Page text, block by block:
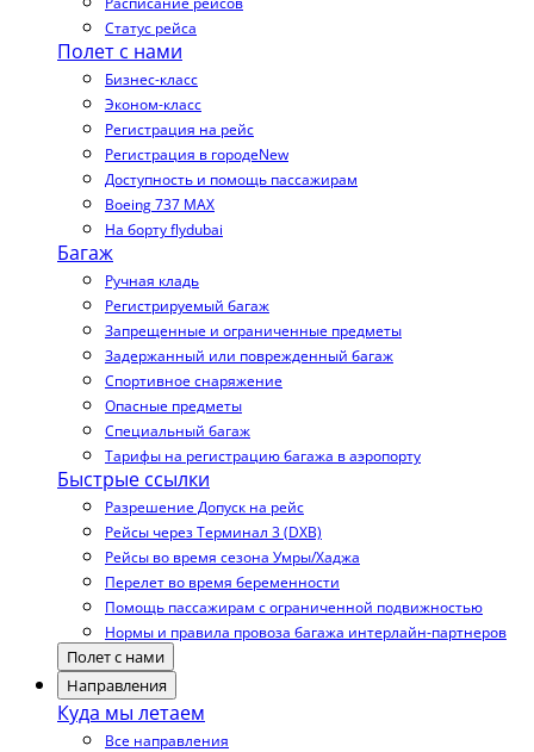
Статус рейса
Полет с нами
Бизнес-класс
Эконом-класс
Регистрация на рейс
Регистрация в городеNew
Доступность и помощь пассажирам
Boeing 737 MAX
На борту flydubai
Багаж
Ручная кладь
Регистрируемый багаж
Запрещенные и ограниченные предметы
Задержанный или поврежденный багаж
Спортивное снаряжение
Опасные предметы
Специальный багаж
Тарифы на регистрацию багажа в аэропорту
Быстрые ссылки
Разрешение Допуск на рейс
Рейсы через Терминал 3 (DXB)
Рейсы во время сезона Умры/Хаджа
Перелет во время беременности
Помощь пассажирам с ограниченной подвижностью
Нормы и правила провоза багажа интерлайн-партнеров
Полет с нами
Направления
Куда мы летаем
Все направления